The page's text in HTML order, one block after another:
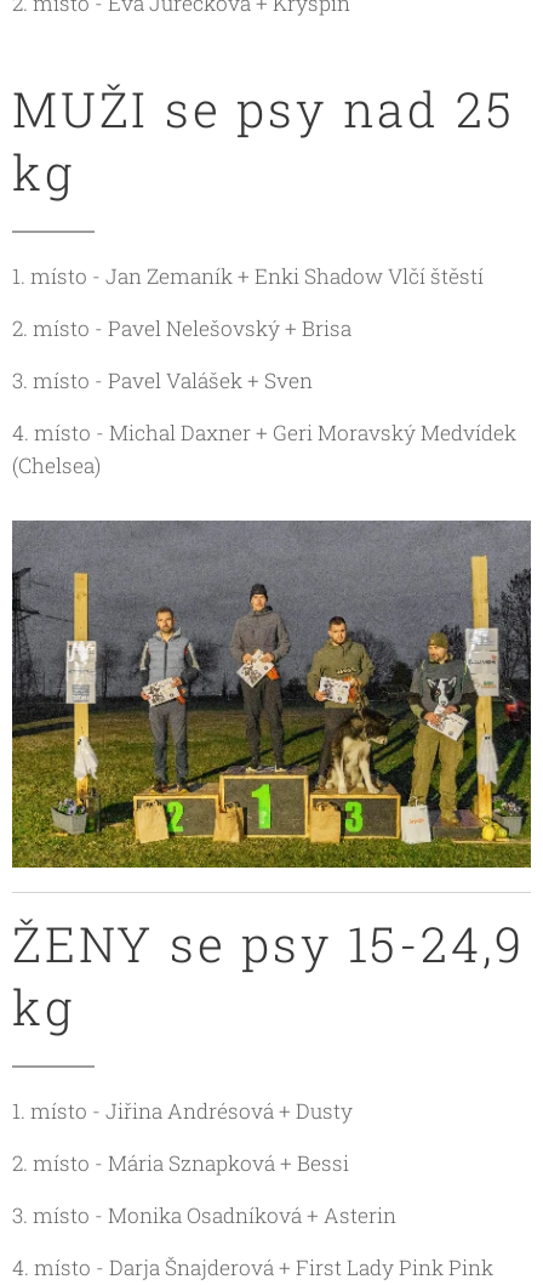
MUŽI se psy nad 25
kg
1. místo - Jan Zemaník + Enki Shadow Vlčí štěstí
2. místo - Pavel Nelešovský + Brisa
3. místo - Pavel Valášek + Sven
4. místo - Michal Daxner + Geri Moravský Medvídek
(Chelsea)
ŽENY se psy 15-24,9
kg
1. místo - Jiřina Andrésová + Dusty
2. místo - Mária Sznapková + Bessi
3. místo - Monika Osadníková + Asterin
4. místo - Darja Šnajderová + First Lady Pink Pink